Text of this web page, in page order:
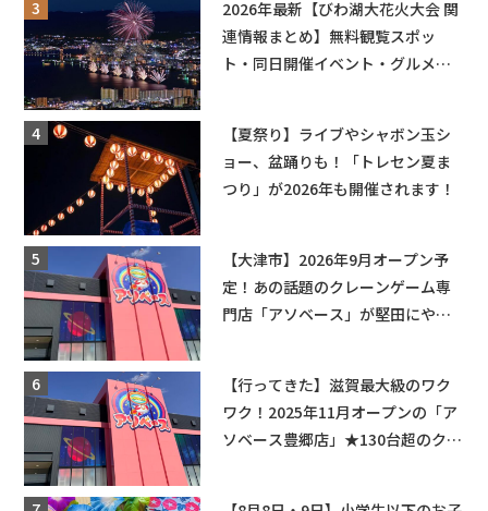
2026年最新【びわ湖大花火大会 関
連情報まとめ】無料観覧スポッ
ト・同日開催イベント・グルメマ
【夏祭り】ライブやシャボン玉シ
ョー、盆踊りも！「トレセン夏ま
つり」が2026年も開催されます！
【大津市】2026年9月オープン予
定！あの話題のクレーンゲーム専
門店「アソベース」が堅田にやっ
【行ってきた】滋賀最大級のワク
ワク！2025年11月オープンの「ア
ソベース豊郷店」★130台超のクレ